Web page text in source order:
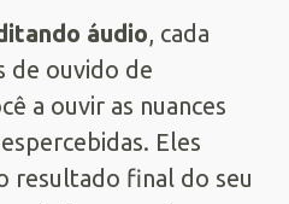
áudio, cada
de ouvido de
a ouvir as nuances
Eles
resultado final do seu